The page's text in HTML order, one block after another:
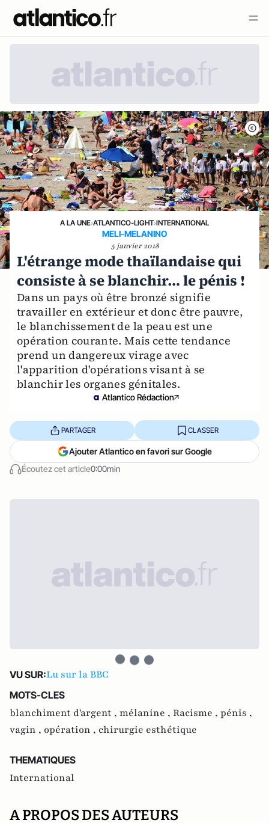
A LA UNE›ATLANTICO-LIGHT›INTERNATIONAL
MELI-MELANINO
5 janvier 2018
L'étrange mode thaïlandaise qui
consiste à se blanchir… le pénis !
Dans un pays où être bronzé signifie
travailler en extérieur et donc être pauvre,
le blanchissement de la peau est une
opération courante. Mais cette tendance
prend un dangereux virage avec
l'apparition d'opérations visant à se
blanchir les organes génitales.
Atlantico Rédaction
Écoutez cet article0:00min
PARTAGER CLASSER
Ajouter Atlantico en favori sur Google
VU SUR:Lu sur la BBC
MOTS-CLES
blanchiment d'argent , mélanine , Racisme , pénis ,
vagin , opération , chirurgie esthétique
THEMATIQUES
International
A PROPOS DES AUTEURS